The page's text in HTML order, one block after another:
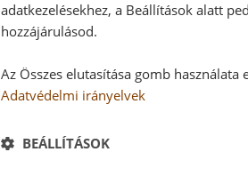
adatkezelésekhez, a Beállítások alatt
hozzájárulásod.
Az Összes elutasítása gomb
Adatvédelmi irányelvek
BEÁLLÍTÁSOK